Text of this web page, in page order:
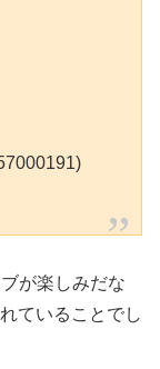
が楽しみだな
ていることでし